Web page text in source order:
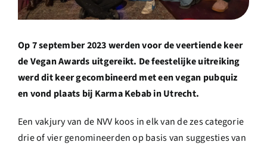
Over ons
Ondernemer
Contact
Doneren
Op 7 september 2023 werden voor de veertiende keer
de Vegan Awards uitgereikt. De feestelijke uitreiking
werd dit keer gecombineerd met een vegan pubquiz
en vond plaats bij Karma Kebab in Utrecht.
Een vakjury van de NVV koos in elk van de zes categorie
drie of vier genomineerden op basis van suggesties van